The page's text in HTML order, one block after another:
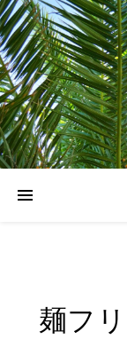
麺フ